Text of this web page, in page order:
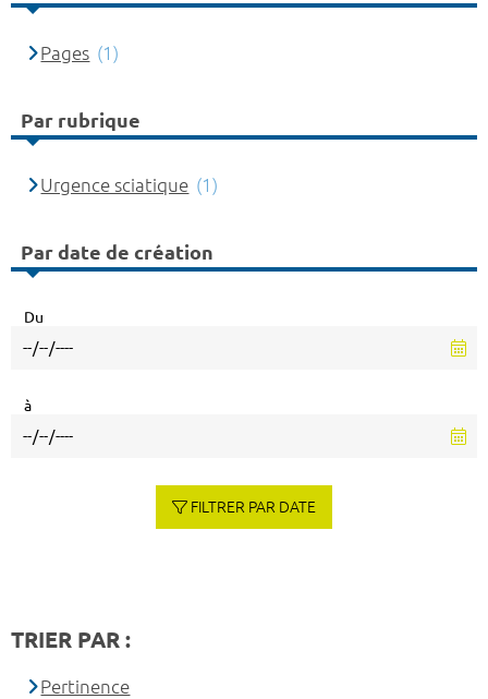
Pages (1)
Par rubrique
Urgence sciatique (1)
Par date de création
Du
à
FILTRER PAR DATE
TRIER PAR :
Pertinence